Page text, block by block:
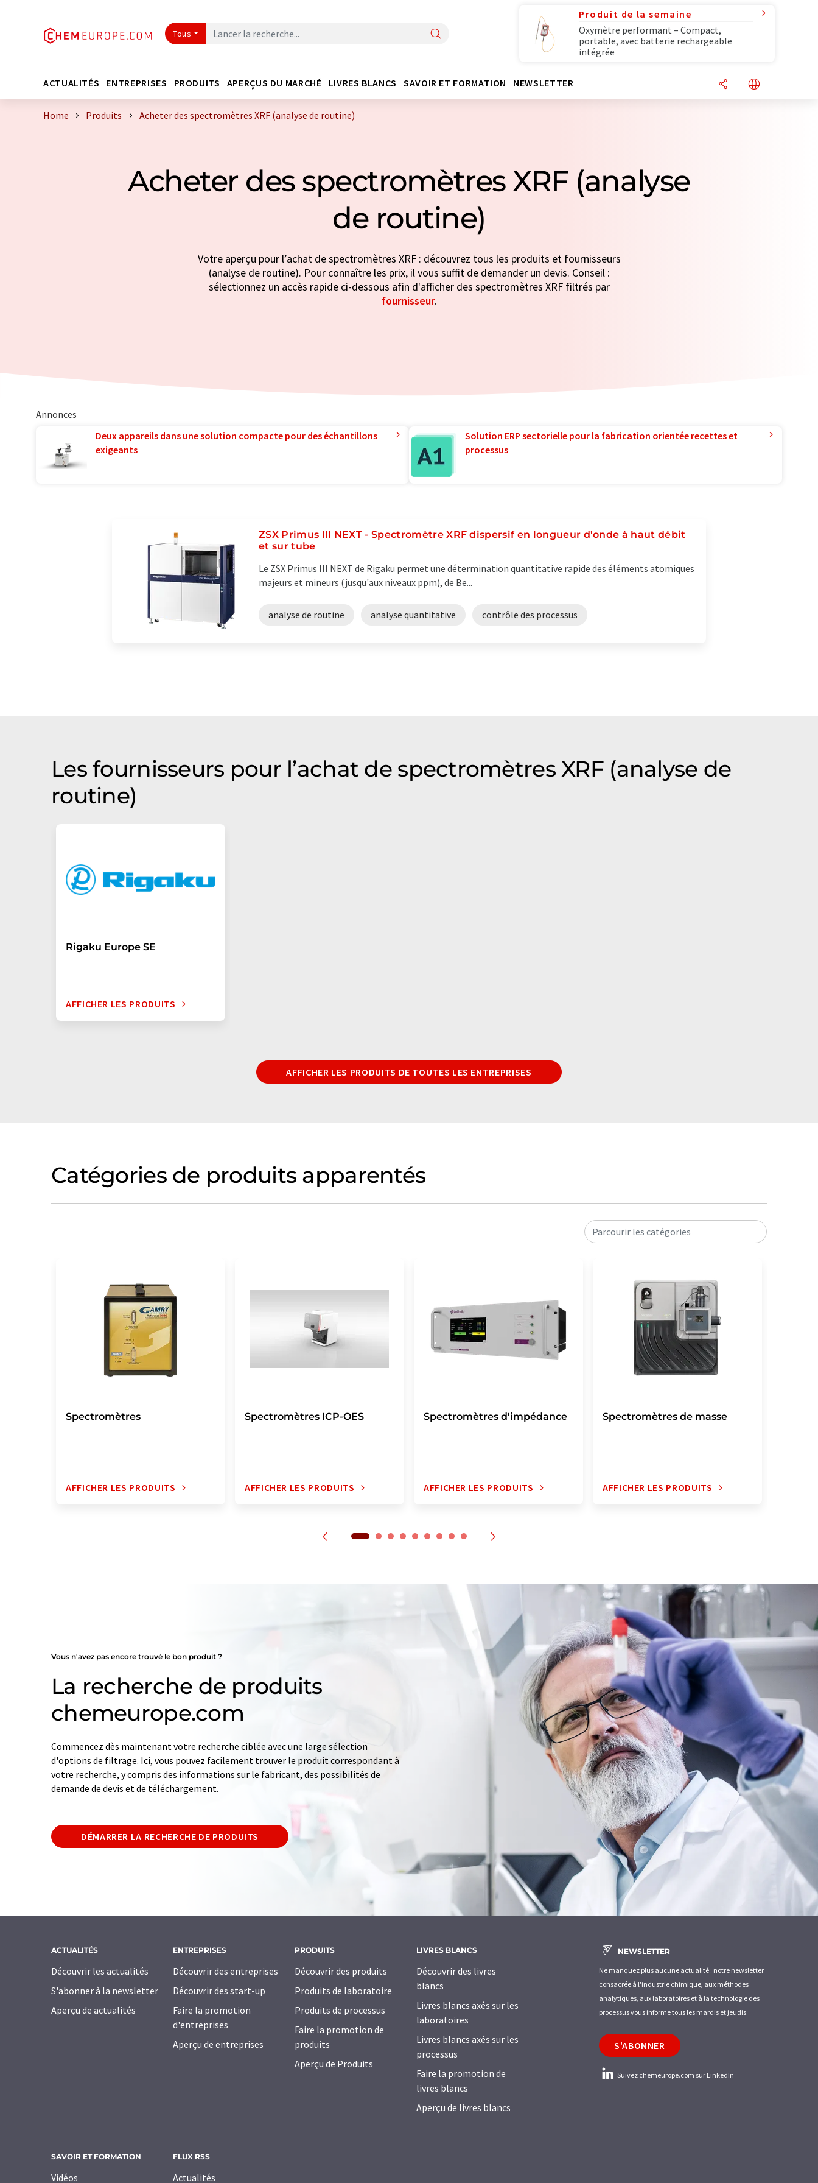
Tous
Produit de la semaine
Oxymètre performant – Compact,
portable, avec batterie rechargeable
intégrée
ACTUALITÉS ENTREPRISES PRODUITS APERÇUS DU MARCHÉ LIVRES BLANCS SAVOIR ET FORMATION NEWSLETTER
Home Produits Acheter des spectromètres XRF (analyse de routine)
Acheter des spectromètres XRF (analyse
de routine)
Votre aperçu pour l’achat de spectromètres XRF : découvrez tous les produits et fournisseurs
(analyse de routine). Pour connaître les prix, il vous suffit de demander un devis. Conseil :
sélectionnez un accès rapide ci-dessous afin d'afficher des spectromètres XRF filtrés par
fournisseur.
Annonces
Deux appareils dans une solution compacte pour des échantillons
exigeants
Solution ERP sectorielle pour la fabrication orientée recettes et
processus
ZSX Primus III NEXT - Spectromètre XRF dispersif en longueur d'onde à haut débit
et sur tube
Le ZSX Primus III NEXT de Rigaku permet une détermination quantitative rapide des éléments atomiques
majeurs et mineurs (jusqu'aux niveaux ppm), de Be...
analyse de routine analyse quantitative contrôle des processus
Les fournisseurs pour l’achat de spectromètres XRF (analyse de
routine)
Rigaku Europe SE
AFFICHER LES PRODUITS
AFFICHER LES PRODUITS DE TOUTES LES ENTREPRISES
Catégories de produits apparentés
Parcourir les catégories
Spectromètres
AFFICHER LES PRODUITS
Spectromètres ICP-OES
AFFICHER LES PRODUITS
Spectromètres d'impédance
AFFICHER LES PRODUITS
Spectromètres de masse
AFFICHER LES PRODUITS
Vous n'avez pas encore trouvé le bon produit ?
La recherche de produits
chemeurope.com
Commencez dès maintenant votre recherche ciblée avec une large sélection
d'options de filtrage. Ici, vous pouvez facilement trouver le produit correspondant à
votre recherche, y compris des informations sur le fabricant, des possibilités de
demande de devis et de téléchargement.
DÉMARRER LA RECHERCHE DE PRODUITS
ACTUALITÉS
Découvrir les actualités
S'abonner à la newsletter
Aperçu de actualités
ENTREPRISES
Découvrir des entreprises
Découvrir des start-up
Faire la promotion
d'entreprises
Aperçu de entreprises
PRODUITS
Découvrir des produits
Produits de laboratoire
Produits de processus
Faire la promotion de
produits
Aperçu de Produits
LIVRES BLANCS
Découvrir des livres
blancs
Livres blancs axés sur les
laboratoires
Livres blancs axés sur les
processus
Faire la promotion de
livres blancs
Aperçu de livres blancs
SAVOIR ET FORMATION
Vidéos
FLUX RSS
Actualités
NEWSLETTER
Ne manquez plus aucune actualité : notre newsletter
consacrée à l'industrie chimique, aux méthodes
analytiques, aux laboratoires et à la technologie des
processus vous informe tous les mardis et jeudis.
S'ABONNER
Suivez chemeurope.com sur LinkedIn